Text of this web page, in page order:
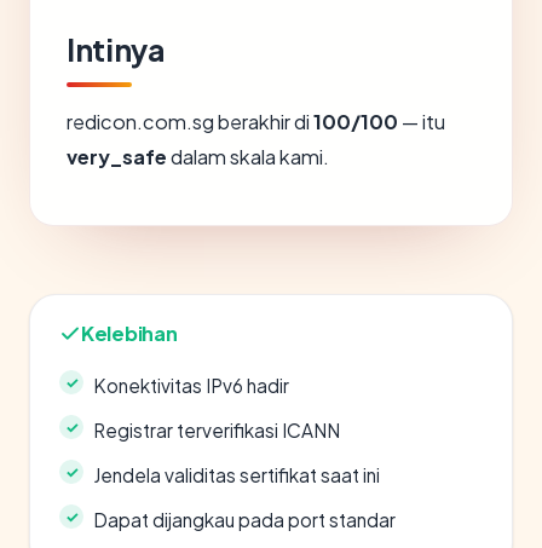
Intinya
redicon.com.sg berakhir di100/100 — itu
very_safedalam skala kami.
Kelebihan
Konektivitas IPv6 hadir
Registrar terverifikasi ICANN
Jendela validitas sertifikat saat ini
Dapat dijangkau pada port standar